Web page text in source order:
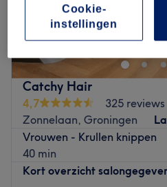
Catchy Hair
4,7
325 reviews
Zonnelaan, Groningen
Vrouwen - Krullen knippen
40 min
Kort overzicht
Cookie-
instellingen